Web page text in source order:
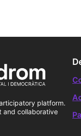
platform.
and collaborative